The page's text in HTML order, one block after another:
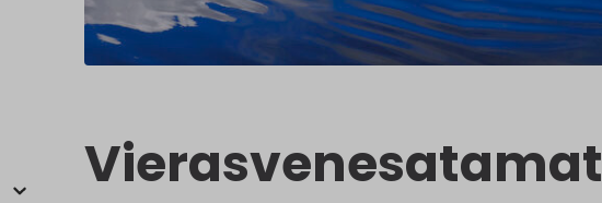
Vierasvenesatamat